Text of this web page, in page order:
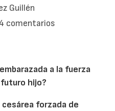
Guillén
comentarios
a la fuerza
futuro hijo?
forzada de